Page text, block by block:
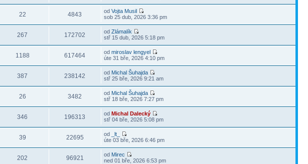
22 4843 odVojta Musil
sob 25 dub, 2026 3:36 pm
267 172702 odZlámalík
stř 15 dub, 2026 5:18 pm
1188 617464 odmiroslav lengyel
úte 31 bře, 2026 4:10 pm
387 238142 od Michal Šuhajda
stř 25 bře, 2026 9:21 am
26 3482 od Michal Šuhajda
stř 18 bře, 2026 7:27 pm
346 196313 odMichal Dalecký
stř 04 bře, 2026 5:08 pm
39 22695 od
_lt_
úte 03 bře, 2026 6:46 pm
202 96921 od Mirec
ned 01 bře, 2026 6:53 pm